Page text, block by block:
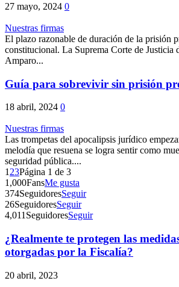
27 mayo, 2024 0
Nuestras firmas
El plazo razonable de duración de la prisión
constitucional. La Suprema Corte de Justicia
Amparo...
Guía para sobrevivir sin prisión
18 abril, 2024 0
Nuestras firmas
Las trompetas del apocalipsis jurídico
melodía que resuena se logra sentir como
seguridad pública....
1 23Página 1 de 3
1,000FansMe gusta
374SeguidoresSeguir
26SeguidoresSeguir
4,011 SeguidoresSeguir
¿Realmente te protegen las
otorgadas por la Fiscalía?
20 abril, 2023